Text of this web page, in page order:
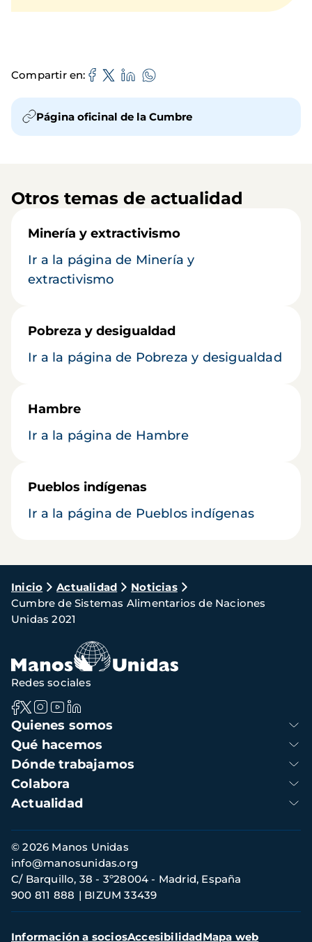
Compartir en
Página oficinal de la Cumbre
Otros temas de actualidad
Minería y extractivismo
Ir a la página de Minería y
extractivismo
Pobreza y desigualdad
Ir a la página de Pobreza y desigualdad
Hambre
Ir a la página de Hambre
Pueblos indígenas
Ir a la página de Pueblos indígenas
Ruta
de
navegación
Inicio Actualidad
Noticias
Cumbre de Sistemas Alimentarios de Naciones
Unidas 2021
Navegación
principal
Quienes somos
Qué hacemos
Dónde trabajamos
Colabora
Actualidad
Redes sociales
Información
de
contacto
© 2026 Manos Unidas
C/ Barquillo, 38 - 3º28004 - Madrid, España
900 811 888
BIZUM 33439
info@manosunidas.org
Menú
Información a sociosAccesibilidadMapa web